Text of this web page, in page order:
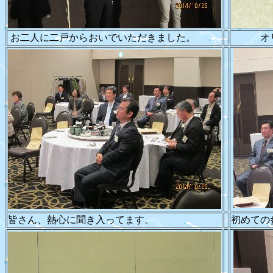
お二人に二戸からおいでいただきました。 オリン
皆さん、熱心に聞き入ってます。 初めての